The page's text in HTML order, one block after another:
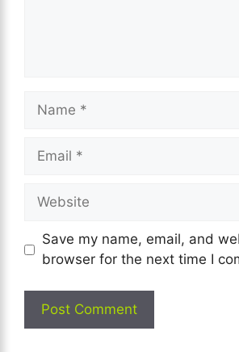
Name
Email
Website
Save my name, email, and
browser for the next time I